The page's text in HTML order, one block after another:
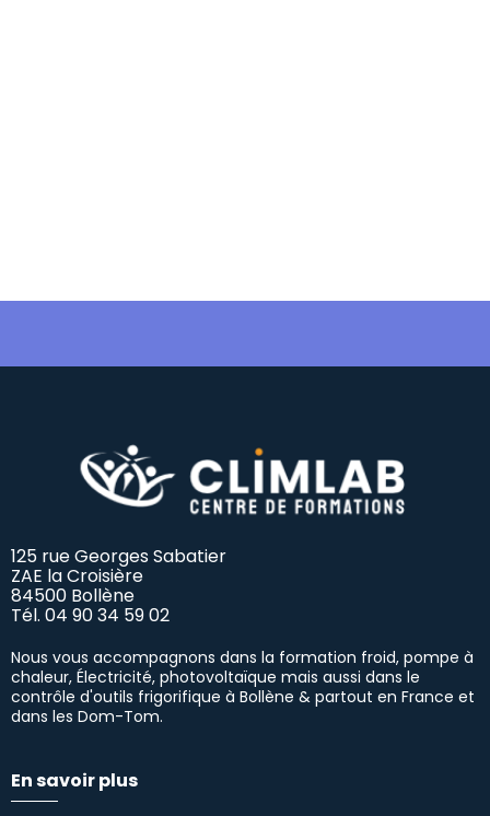
125 rue Georges Sabatier
ZAE la Croisière
84500 Bollène
Tél. 04 90 34 59 02
Nous vous accompagnons dans la formation froid, pompe à
chaleur, Électricité, photovoltaïque mais aussi dans le
contrôle d'outils frigorifique à Bollène & partout en France et
dans les Dom-Tom.
En savoir plus